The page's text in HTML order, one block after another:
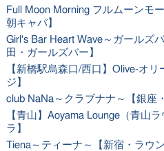
Full Moon Morning フルムーンモ
朝キャバ】
Girl's Bar Heart Wave～ガールズ
田・ガールズバー】
【新橋駅烏森口/西口】Olive-オ
ジ】
club NaNa～クラブナナ～【銀座
【青山】Aoyama Lounge（青山
ラ】
Tiena～ティーナ～【新宿・ラウン